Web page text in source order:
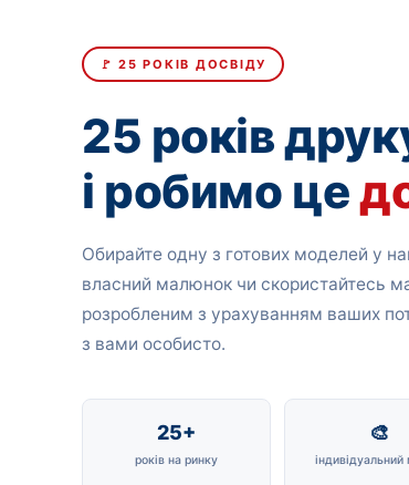
🚩 25 РОКІВ ДОСВІДУ
25 років
і робимо це
Обирайте одну з готових моделей у
власний малюнок чи скористайтесь
розробленим з урахуванням ваших
з вами особисто.
25+
років на ринку
🎨
індивідуальний